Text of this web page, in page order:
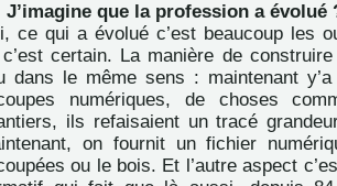
J’imagine que la profession a évolué
ce qui a évolué c’est beaucoup les
certain. La manière de
dans le même sens : maintenant
numériques, de choses
ils refaisaient un tracé
on fournit un fichier
ou le bois. Et l’autre aspect